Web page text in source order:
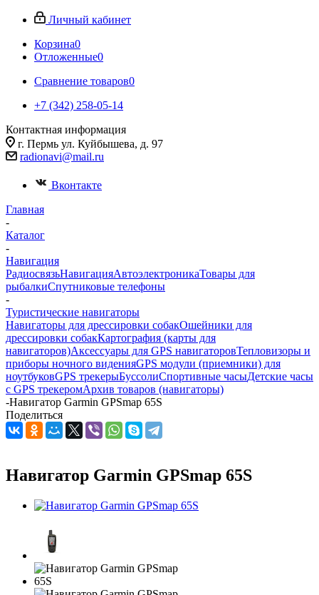
Личный кабинет
Корзина0
Отложенные0
Сравнение товаров0
+7 (342) 258-05-14
Контактная информация
г. Пермь ул. Куйбышева, д. 97
radionavi@mail.ru
Вконтакте
Главная
-
Каталог
-
Навигация
РадиосвязьНавигацияАвтоэлектроникаТовары для
рыбалкиСпутниковые телефоны
-
Туристические навигаторы
Навигаторы для дрессировки собакОшейники для
дрессировки собакКартография (карты для
навигаторов)Аксессуары для GPS навигаторовТепловизоры и
приборы ночного виденияGPS модули (приемники) для
ноутбуковGPS трекерыБуссолиСпортивные часыДетские часы
с GPS трекеромАрхив товаров (навигаторы)
-Навигатор Garmin GPSmap 65S
Поделиться
Навигатор Garmin GPSmap 65S